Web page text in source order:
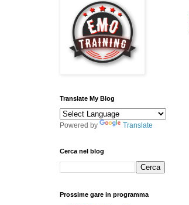
Translate My Blog
Powered by Translate
Cerca nel blog
Prossime gare in programma